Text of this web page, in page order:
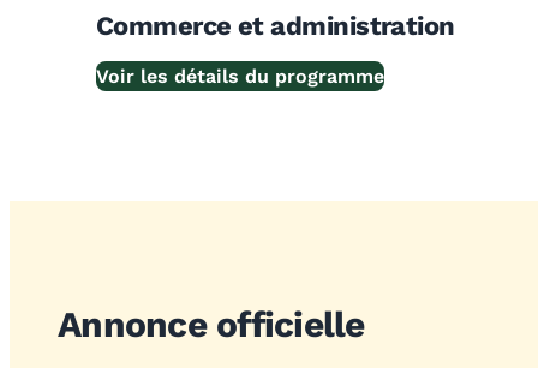
Commerce et administration
Voir les détails du programme
Annonce officielle